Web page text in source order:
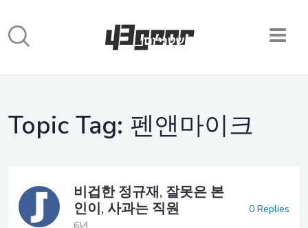
Topic Tag: 펜앤마이크
비겁한 정규재, 잘못은 본
인이, 사과는 직원
0 Replies